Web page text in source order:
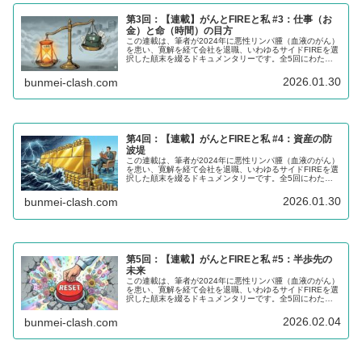
第3回：【連載】がんとFIREと私 #3：仕事（お
金）と命（時間）の目方
この連載は、筆者が2024年に悪性リンパ腫（血液のがん）
を患い、寛解を経て会社を退職、いわゆるサイドFIREを選
択した顛末を綴るドキュメンタリーです。全5回にわた
だき、参考にしていただけるところがあれば幸いです。
bunmei-clash.com 2026.01.30
第4回：【連載】がんとFIREと私 #4：資産の防
波堤
この連載は、筆者が2024年に悪性リンパ腫（血液のがん）
を患い、寛解を経て会社を退職、いわゆるサイドFIREを選
択した顛末を綴るドキュメンタリーです。全5回にわた
だき、参考にしていただけるところがあれば幸いです。
bunmei-clash.com 2026.01.30
第5回：【連載】がんとFIREと私 #5：半歩先の
未来
この連載は、筆者が2024年に悪性リンパ腫（血液のがん）
を患い、寛解を経て会社を退職、いわゆるサイドFIREを選
択した顛末を綴るドキュメンタリーです。全5回にわた
だき、参考にしていただけるところがあれば幸いです。
bunmei-clash.com 2026.02.04